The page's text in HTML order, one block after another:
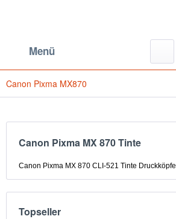
Menü
Canon Pixma MX870
Canon Pixma MX 870 Tinte
Canon Pixma MX 870 CLI-521 Tinte Druckköpfe
Topseller